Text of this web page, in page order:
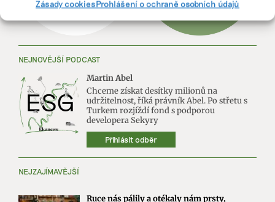
Zásady cookiesProhlášení o ochraně osobních údajů
NEJNOVĚJŠÍ PODCAST
Martin Abel
Chceme získat desítky milionů na
udržitelnost, říká právník Abel. Po střetu s
Turkem rozjíždí fond s podporou
developera Sekyry
Přihlásit odběr
NEJZAJÍMAVĚJŠÍ
Ruce nás pálily a otékaly nám prsty,